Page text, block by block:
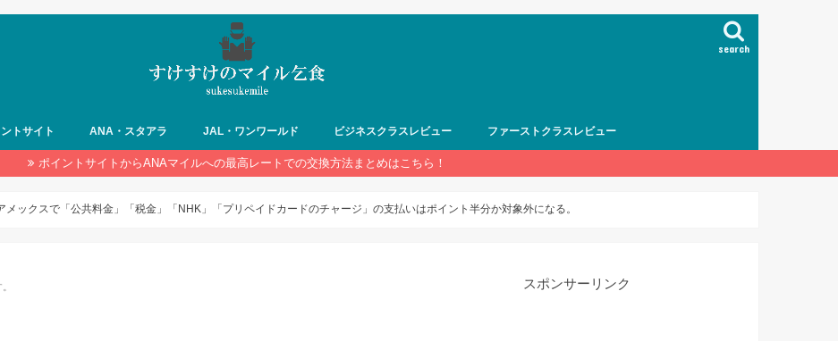
search
トサイト ANA・スタアラ JAL・ワンワールド ビジネスクラスレビュー ファーストクラスレビュー
ポイントサイトからANAマイルへの最高レートでの交換方法まとめはこちら！
メックスで「公共料金」「税金」「NHK」「プリペイドカードのチャージ」の支払いはポイント半分か対象外になる。
スポンサーリンク